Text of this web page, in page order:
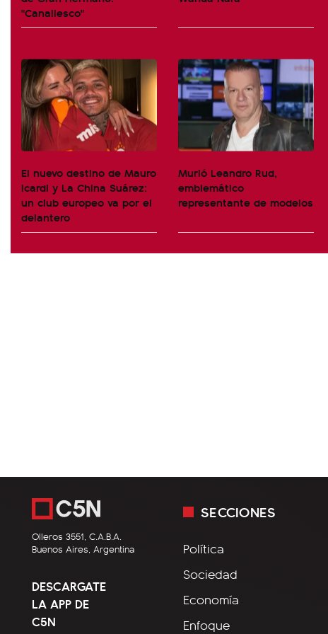
"Canallesco"
El nuevo destino de Mauro
Icardi y La China Suárez:
un club europeo va por el
delantero
Murió Leandro Rud,
emblemático
representante de modelos
Olleros 3551, C.A.B.A.
Buenos Aires, Argentina
DESCARGATE
LA APP DE
C5N
SECCIONES
Política
Sociedad
Economía
Enfoque